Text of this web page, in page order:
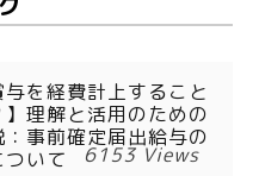
与を経費計上すること
】理解と活用のための
事前確定届出給与の
いて
6153 Views